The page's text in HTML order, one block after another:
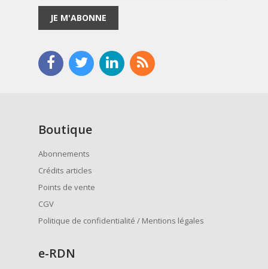
JE M'ABONNE
Boutique
Abonnements
Crédits articles
Points de vente
CGV
Politique de confidentialité / Mentions légales
e-RDN